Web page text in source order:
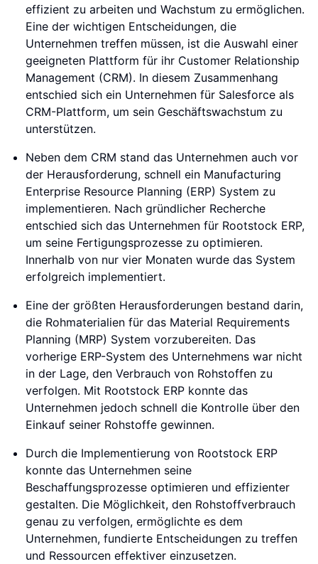
effizient zu arbeiten und Wachstum zu ermöglichen.
Eine der wichtigen Entscheidungen, die
Unternehmen treffen müssen, ist die Auswahl einer
geeigneten Plattform für ihr Customer Relationship
Management (CRM). In diesem Zusammenhang
entschied sich ein Unternehmen für Salesforce als
CRM-Plattform, um sein Geschäftswachstum zu
unterstützen.
Neben dem CRM stand das Unternehmen auch vor
der Herausforderung, schnell ein Manufacturing
Enterprise Resource Planning (ERP) System zu
implementieren. Nach gründlicher Recherche
entschied sich das Unternehmen für Rootstock ERP,
um seine Fertigungsprozesse zu optimieren.
Innerhalb von nur vier Monaten wurde das System
erfolgreich implementiert.
Eine der größten Herausforderungen bestand darin,
die Rohmaterialien für das Material Requirements
Planning (MRP) System vorzubereiten. Das
vorherige ERP-System des Unternehmens war nicht
in der Lage, den Verbrauch von Rohstoffen zu
verfolgen. Mit Rootstock ERP konnte das
Unternehmen jedoch schnell die Kontrolle über den
Einkauf seiner Rohstoffe gewinnen.
Durch die Implementierung von Rootstock ERP
konnte das Unternehmen seine
Beschaffungsprozesse optimieren und effizienter
gestalten. Die Möglichkeit, den Rohstoffverbrauch
genau zu verfolgen, ermöglichte es dem
Unternehmen, fundierte Entscheidungen zu treffen
und Ressourcen effektiver einzusetzen.